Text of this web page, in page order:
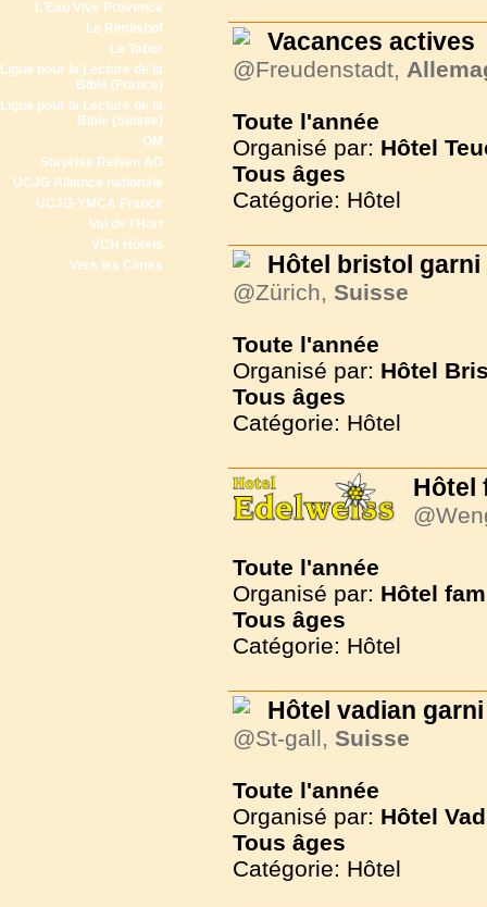
L'Eau Vive Provence
Le Rimlishof
Le Tabor
Ligue pour la Lecture de la
Bible (France)
Ligue pour la Lecture de la
Bible (Suisse)
OM
Surprise Reisen AG
UCJG Alliance nationale
UCJG-YMCA France
Val de l'Hort
VCH Hôtels
Vers les Cimes
Vacances actives
@Freudenstadt,
Toute l'année
Organisé par: Hôtel
Tous âges
Catégorie: Hôtel
Hôtel bristol garni
@Zürich, Suisse
Toute l'année
Organisé par: Hôtel
Tous âges
Catégorie: Hôtel
Hôtel
Toute l'année
Organisé par: Hôtel
Tous âges
Catégorie: Hôtel
Hôtel vadian garni
@St-gall, Suisse
Toute l'année
Organisé par: Hôtel
Tous âges
Catégorie: Hôtel